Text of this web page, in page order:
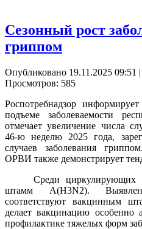
Сезонный рост
гриппом
Опубликовано 19.11.2025 09:51 |
Просмотров: 585
Роспотребнадзор
подъеме заболеваемости
отмечает увеличение числа
46‑ю неделю 2025 года,
случаев заболевания
ОРВИ также демонстрирует
Среди циркулирующих
штамм A(H3N2).
соответствуют вакцинным
делает вакцинацию особенно
профилактике тяжелых форм